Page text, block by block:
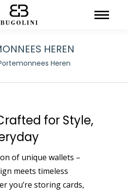
HEREN
Heren
for Style,
of unique wallets –
meets timeless
you’re storing cards,